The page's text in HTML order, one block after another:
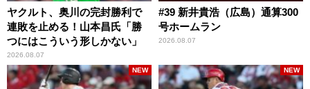
ヤクルト、奥川の完封勝利で
連敗を止める！山本昌氏「勝
つにはこういう形しかない」
2026.08.07
#39 新井貴浩（広島）通算300
号ホームラン
2026.08.07
NEW NEW